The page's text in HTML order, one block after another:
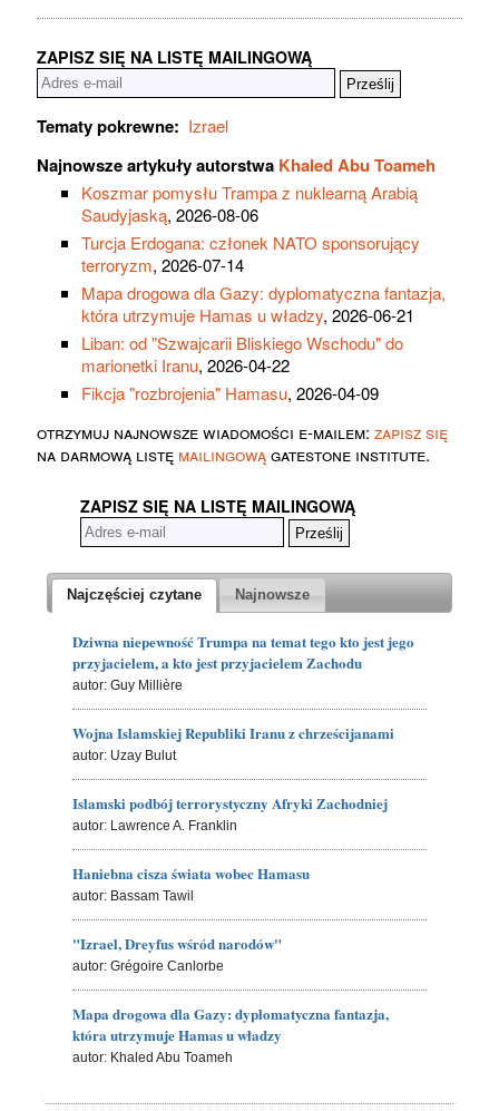
ZAPISZ SIĘ NA LISTĘ MAILINGOWĄ
Tematy pokrewne: Izrael
Najnowsze artykuły autorstwa Khaled Abu Toameh
Koszmar pomysłu Trampa z nuklearną Arabią
Saudyjaską, 2026-08-06
Turcja Erdogana: członek NATO sponsorujący
terroryzm, 2026-07-14
Mapa drogowa dla Gazy: dyplomatyczna fantazja,
która utrzymuje Hamas u władzy, 2026-06-21
Liban: od "Szwajcarii Bliskiego Wschodu" do
marionetki Iranu, 2026-04-22
Fikcja "rozbrojenia" Hamasu, 2026-04-09
otrzymuj najnowsze wiadomości e-mailem: zapisz się
na darmową listę mailingowągatestone institute.
ZAPISZ SIĘ NA LISTĘ MAILINGOWĄ
Najczęściej czytane Najnowsze
Dziwna niepewność Trumpa na temat tego kto jest jego
przyjacielem, a kto jest przyjacielem Zachodu
autor: Guy Millière
Wojna Islamskiej Republiki Iranu z chrześcijanami
autor: Uzay Bulut
Islamski podbój terrorystyczny Afryki Zachodniej
autor: Lawrence A. Franklin
Haniebna cisza świata wobec Hamasu
autor: Bassam Tawil
"Izrael, Dreyfus wśród narodów"
autor: Grégoire Canlorbe
Mapa drogowa dla Gazy: dyplomatyczna fantazja,
która utrzymuje Hamas u władzy
autor: Khaled Abu Toameh